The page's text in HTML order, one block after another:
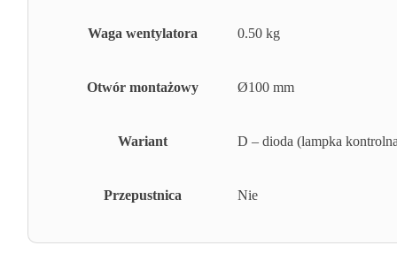
Waga wentylatora 0.50 kg
Otwór montażowy Ø100 mm
Wariant D – dioda (lampka
Przepustnica Nie